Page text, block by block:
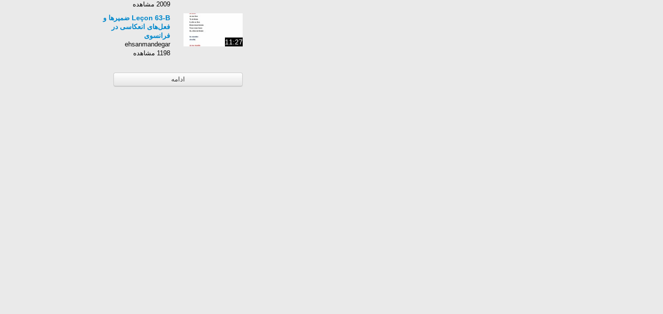
2009 مشاهده
11:27
Leçon 63-B ضمیرها و
فعل‌های انعکاسی در
فرانسوی
ehsanmandegar
1198 مشاهده
ادامه